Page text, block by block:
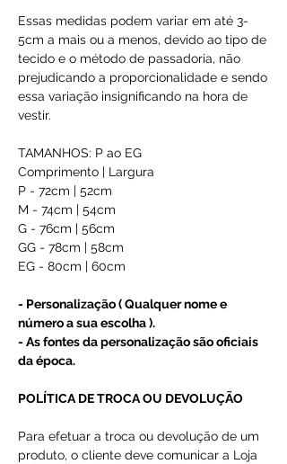
Essas medidas podem variar em até 3-
5cm a mais ou a menos, devido ao tipo de
tecido e o método de passadoria, não
prejudicando a proporcionalidade e sendo
essa variação insignificando na hora de
vestir.
TAMANHOS: P ao EG
Comprimento | Largura
P - 72cm | 52cm
M - 74cm | 54cm
G - 76cm | 56cm
GG - 78cm | 58cm
EG - 80cm | 60cm
- Personalização ( Qualquer nome e
número a sua escolha ).
- As fontes da personalização são oficiais
da época.
POLÍTICA DE TROCA OU DEVOLUÇÃO
Para efetuar a troca ou devolução de um
produto, o cliente deve comunicar a Loja